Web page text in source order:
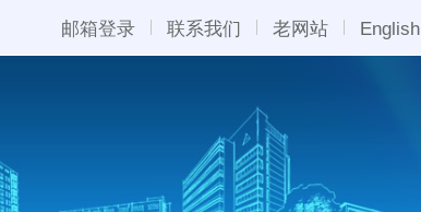
邮箱登录 联系我们 老网站 English